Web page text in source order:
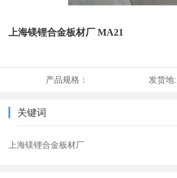
上海镁锂合金板材厂 MA21
产品规格： 发货地:
关键词
上海镁锂合金板材厂